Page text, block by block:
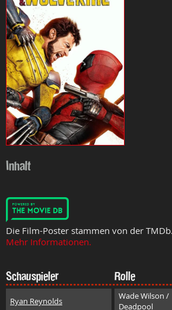
Inhalt
Die Film-Poster stammen von der TMDb.
Mehr Informationen.
Schauspieler Rolle
Ryan Reynolds
Wade Wilson /
Deadpool